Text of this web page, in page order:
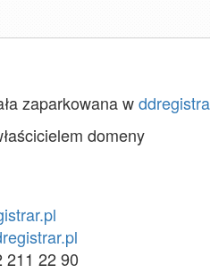
zaparkowana w
domeny
211 22 90